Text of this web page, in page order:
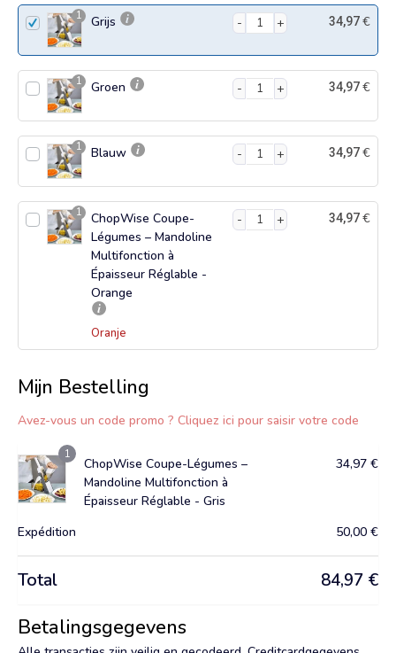
1 Grijs 34,97€
1 Groen 34,97€
1 Blauw 34,97€
1
ChopWise Coupe-
Légumes – Mandoline
Multifonction à
Épaisseur Réglable -
Orange
Oranje
34,97€
Mijn Bestelling
Avez-vous un code promo ? Cliquez ici pour saisir votre code
1
ChopWise Coupe-Légumes –
Mandoline Multifonction à
Épaisseur Réglable - Gris
34,97 €
Expédition 50,00 €
Total 84,97 €
Betalingsgegevens